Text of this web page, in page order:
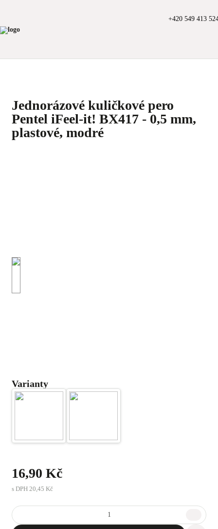
+420 549 413
Jednorázové kuličkové pero
Pentel iFeel-it! BX417 - 0,5 mm,
plastové, modré
Varianty
16,90 Kč
s DPH 20,45 Kč